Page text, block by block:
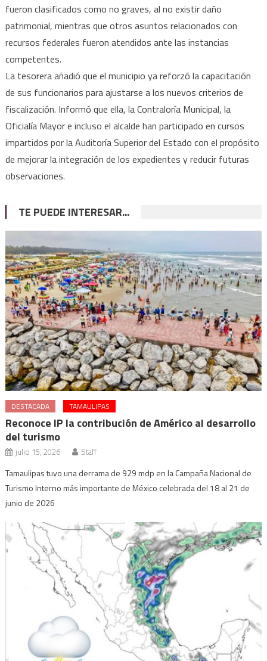
fueron clasificados como no graves, al no existir daño
patrimonial, mientras que otros asuntos relacionados con
recursos federales fueron atendidos ante las instancias
competentes.
La tesorera añadió que el municipio ya reforzó la capacitación
de sus funcionarios para ajustarse a los nuevos criterios de
fiscalización. Informó que ella, la Contraloría Municipal, la
Oficialía Mayor e incluso el alcalde han participado en cursos
impartidos por la Auditoría Superior del Estado con el propósito
de mejorar la integración de los expedientes y reducir futuras
observaciones.
TE PUEDE INTERESAR...
DESTACADA TAMAULIPAS
Reconoce IP la contribución de Américo al desarrollo
del turismo
julio 15, 2026 Staff
Tamaulipas tuvo una derrama de 929 mdp en la Campaña Nacional de
Turismo Interno más importante de México celebrada del 18 al 21 de
junio de 2026